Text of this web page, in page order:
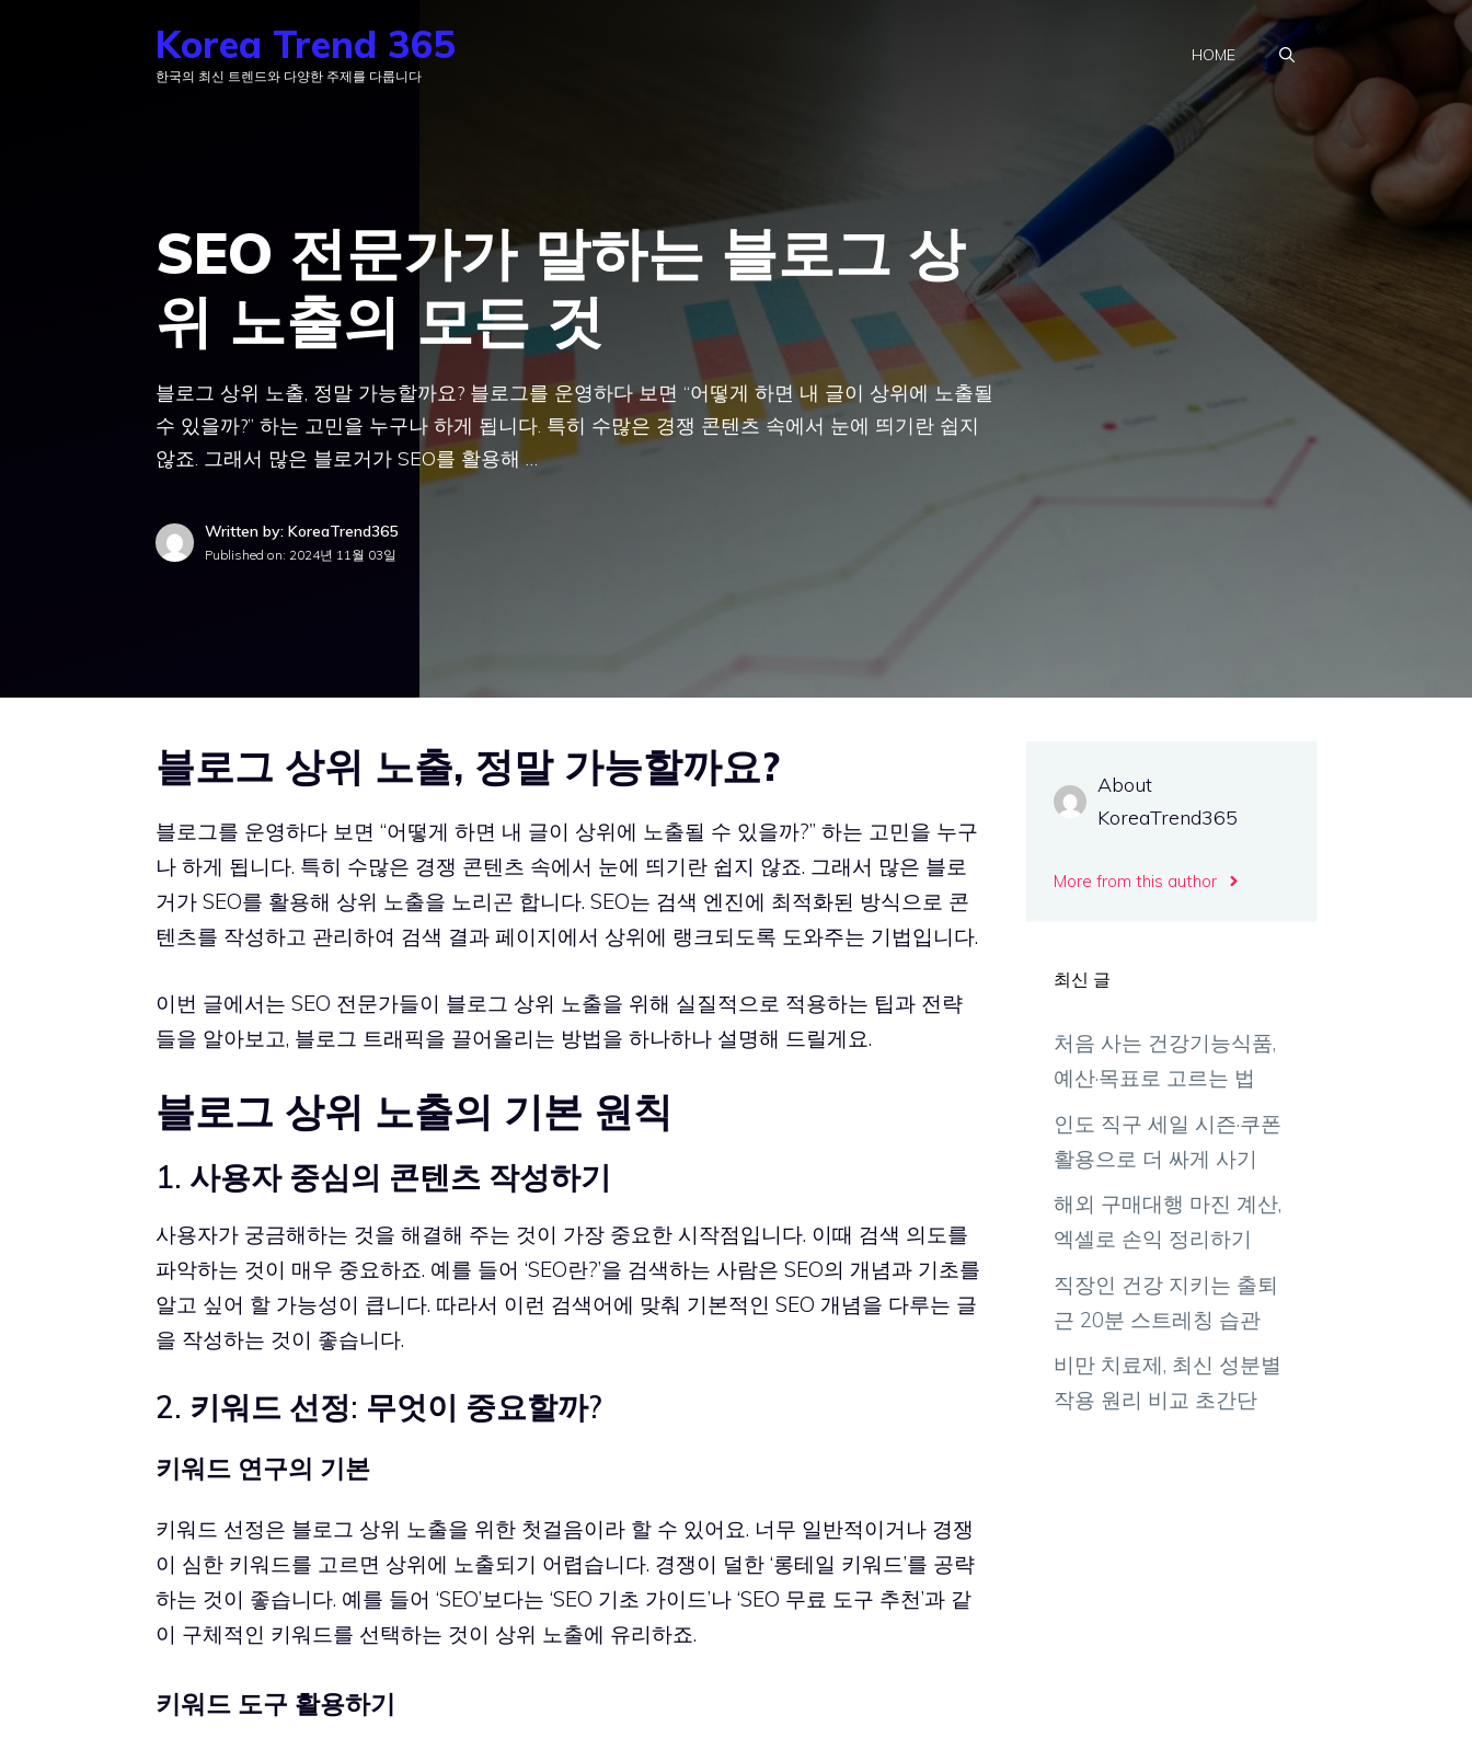
Korea Trend 365
한국의 최신 트렌드와 다양한 주제를 다룹니다
HOME
SEO 전문가가 말하는 블로그 상
위 노출의 모든 것
블로그 상위 노출, 정말 가능할까요? 블로그를 운영하다 보면 “어떻게 하면 내 글이 상위에 노출될
수 있을까?” 하는 고민을 누구나 하게 됩니다. 특히 수많은 경쟁 콘텐츠 속에서 눈에 띄기란 쉽지
않죠. 그래서 많은 블로거가 SEO를 활용해 …
Written by: KoreaTrend365
Published on: 2024년 11월 03일
블로그 상위 노출, 정말 가능할까요?
블로그를 운영하다 보면 “어떻게 하면 내 글이 상위에 노출될 수 있을까?” 하는 고민을 누구
나 하게 됩니다. 특히 수많은 경쟁 콘텐츠 속에서 눈에 띄기란 쉽지 않죠. 그래서 많은 블로
거가 SEO를 활용해 상위 노출을 노리곤 합니다. SEO는 검색 엔진에 최적화된 방식으로 콘
텐츠를 작성하고 관리하여 검색 결과 페이지에서 상위에 랭크되도록 도와주는 기법입니다.
이번 글에서는 SEO 전문가들이 블로그 상위 노출을 위해 실질적으로 적용하는 팁과 전략
들을 알아보고, 블로그 트래픽을 끌어올리는 방법을 하나하나 설명해 드릴게요.
블로그 상위 노출의 기본 원칙
1. 사용자 중심의 콘텐츠 작성하기
사용자가 궁금해하는 것을 해결해 주는 것이 가장 중요한 시작점입니다. 이때 검색 의도를
파악하는 것이 매우 중요하죠. 예를 들어 ‘SEO란?’을 검색하는 사람은 SEO의 개념과 기초를
알고 싶어 할 가능성이 큽니다. 따라서 이런 검색어에 맞춰 기본적인 SEO 개념을 다루는 글
을 작성하는 것이 좋습니다.
2. 키워드 선정: 무엇이 중요할까?
키워드 연구의 기본
키워드 선정은 블로그 상위 노출을 위한 첫걸음이라 할 수 있어요. 너무 일반적이거나 경쟁
이 심한 키워드를 고르면 상위에 노출되기 어렵습니다. 경쟁이 덜한 ‘롱테일 키워드’를 공략
하는 것이 좋습니다. 예를 들어 ‘SEO’보다는 ‘SEO 기초 가이드’나 ‘SEO 무료 도구 추천’과 같
이 구체적인 키워드를 선택하는 것이 상위 노출에 유리하죠.
키워드 도구 활용하기
About
KoreaTrend365
More from this author
최신 글
처음 사는 건강기능식품,
예산·목표로 고르는 법
인도 직구 세일 시즌·쿠폰
활용으로 더 싸게 사기
해외 구매대행 마진 계산,
엑셀로 손익 정리하기
직장인 건강 지키는 출퇴
근 20분 스트레칭 습관
비만 치료제, 최신 성분별
작용 원리 비교 초간단